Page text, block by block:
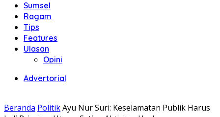
Sumsel
Ragam
Tips
Features
Ulasan
Opini
Advertorial
Beranda PolitikAyu Nur Suri: Keselamatan Publik Harus